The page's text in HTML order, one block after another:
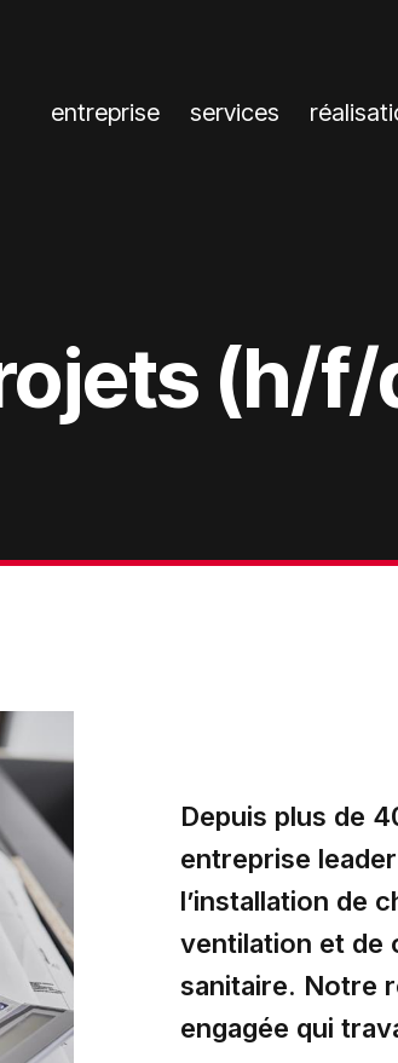
entreprise services
(h/
Depuis plus de
entreprise
l’installation de
ventilation et de
sanitaire. Notre
engagée qui